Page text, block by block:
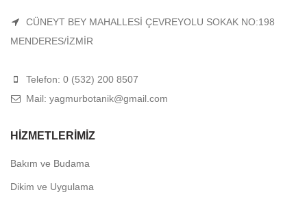
CÜNEYT BEY MAHALLESİ ÇEVREYOLU SOKAK NO:198
MENDERES/İZMİR
Telefon: 0 (532) 200 8507
Mail: yagmurbotanik@gmail.com
HIZMETLERIMIZ
Bakım ve Budama
Dikim ve Uygulama